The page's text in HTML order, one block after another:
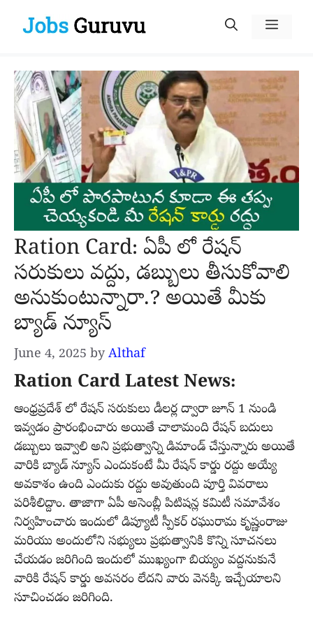
Menu
Ration Card: ఏపీ లో రేషన్
సరుకులు వద్దు, డబ్బులు తీసుకోవాలి
అనుకుంటున్నారా.? అయితే మీకు
బ్యాడ్ న్యూస్
June 4, 2025 by Althaf
Ration Card Latest News:
ఆంధ్రప్రదేశ్ లో రేషన్ సరుకులు డీలర్ల ద్వారా జూన్ 1 నుండి
ఇవ్వడం ప్రారంభించారు అయితే చాలామంది రేషన్ బదులు
డబ్బులు ఇవ్వాలి అని ప్రభుత్వాన్ని డిమాండ్ చేస్తున్నారు అయితే
వారికి బ్యాడ్ న్యూస్ ఎందుకంటే మీ రేషన్ కార్డు రద్దు అయ్యే
అవకాశం ఉంది ఎందుకు రద్దు అవుతుంది పూర్తి వివరాలు
పరిశీలిద్దాం. తాజాగా ఏపీ అసెంబ్లీ పిటిషన్ల కమిటీ సమావేశం
నిర్వహించారు ఇందులో డిప్యూటీ స్పీకర్ రఘురామ కృష్ణంరాజు
మరియు అందులోని సభ్యులు ప్రభుత్వానికి కొన్ని సూచనలు
చేయడం జరిగింది ఇందులో ముఖ్యంగా బియ్యం వద్దనుకునే
వారికి రేషన్ కార్డు అవసరం లేదని వారు వెనక్కి ఇచ్చేయాలని
సూచించడం జరిగింది.